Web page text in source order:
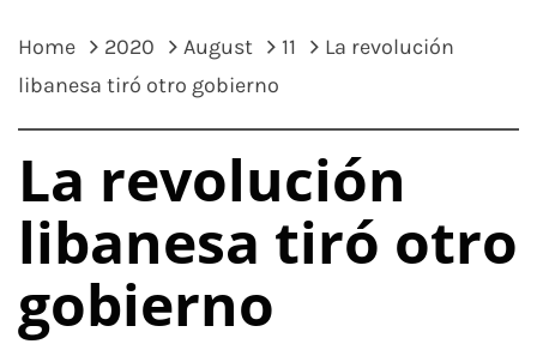
Home 2020 August 11
La revolución
libanesa tiró otro gobierno
La revolución
libanesa tiró otro
gobierno